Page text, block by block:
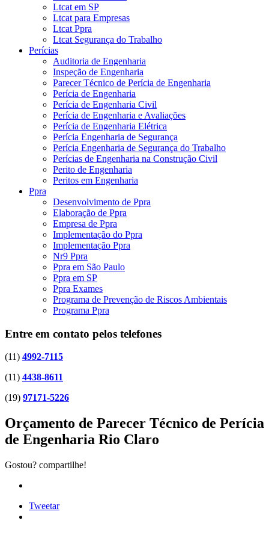
Ltcat em SP
Ltcat para Empresas
Ltcat Ppra
Ltcat Segurança do Trabalho
Perícias
Auditoria de Engenharia
Inspeção de Engenharia
Parecer Técnico de Perícia de Engenharia
Perícia de Engenharia
Perícia de Engenharia Civil
Perícia de Engenharia e Avaliações
Perícia de Engenharia Elétrica
Perícia Engenharia de Segurança
Perícia Engenharia de Segurança do Trabalho
Perícias de Engenharia na Construção Civil
Perito de Engenharia
Peritos em Engenharia
Ppra
Desenvolvimento de Ppra
Elaboração de Ppra
Empresa de Ppra
Implementação do Ppra
Implementação Ppra
Nr9 Ppra
Ppra em São Paulo
Ppra em SP
Ppra Exames
Programa de Prevenção de Riscos Ambientais
Programa Ppra
Entre em contato pelos telefones
(11) 4992-7115
(11) 4438-8611
(19) 97171-5226
Orçamento de Parecer Técnico de Perícia
de Engenharia Rio Claro
Gostou? compartilhe!
Tweetar